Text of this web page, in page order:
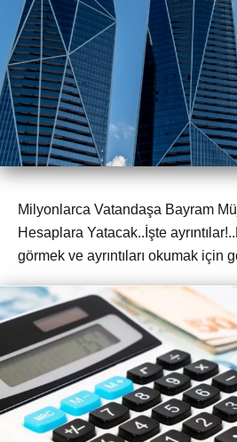
Milyonlarca Vatandaşa Bayram
Hesaplara Yatacak..İşte
görmek ve ayrıntıları okumak için